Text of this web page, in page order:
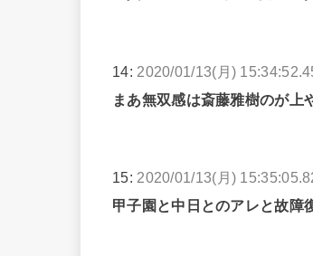
14: 2020/01/13(月)
まあ無双感は斎藤雅樹のが上
15: 2020/01/13(月)
甲子園と中日とのアレと故障